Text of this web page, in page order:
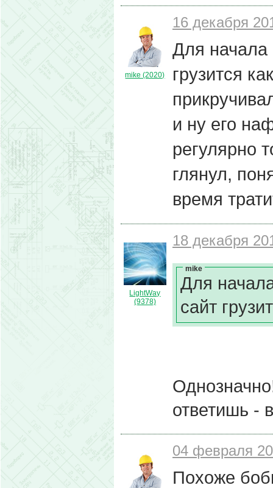
mike (2020)
16 декабря
Для начала
грузится
и ну его
регулярно
глянул,
время
LightWay
(9378)
18 декабря
mike
Для
сайт
ответишь -
04 февраля
Похоже